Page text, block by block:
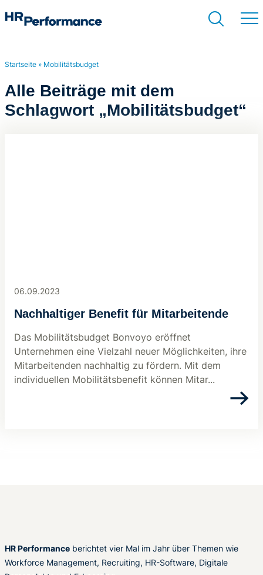
Suchen
Startseite » Mobilitätsbudget
Alle Beiträge mit dem
Schlagwort „Mobilitätsbudget“
06.09.2023
Nachhaltiger Benefit für Mitarbeitende
Das Mobilitätsbudget Bonvoyo eröffnet
Unternehmen eine Vielzahl neuer Möglichkeiten, ihre
Mitarbeitenden nachhaltig zu fördern. Mit dem
individuellen Mobilitätsbenefit können Mitar...
HR Performance berichtet vier Mal im Jahr über Themen wie
Workforce Management, Recruiting, HR-Software, Digitale